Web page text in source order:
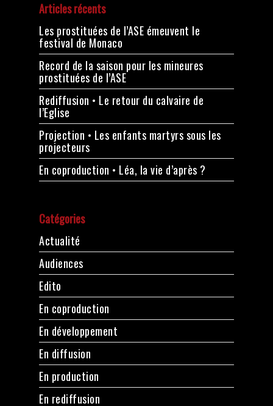
Articles récents
Les prostituées de l’ASE émeuvent le
festival de Monaco
Record de la saison pour les mineures
prostituées de l’ASE
Rediffusion • Le retour du calvaire de
l’Eglise
Projection • Les enfants martyrs sous les
projecteurs
En coproduction • Léa, la vie d’après ?
Catégories
Actualité
Audiences
Edito
En coproduction
En développement
En diffusion
En production
En rediffusion